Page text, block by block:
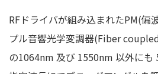
RFドライバが組み込まれたPM(偏
プル音響光学変調器(Fiber
の1064nm 及び 1550nm 以外に